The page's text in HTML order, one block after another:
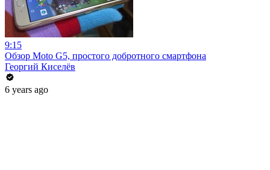
9:15
Обзор Moto G5, простого добротного смартфона
Георгий Киселёв
6 years ago